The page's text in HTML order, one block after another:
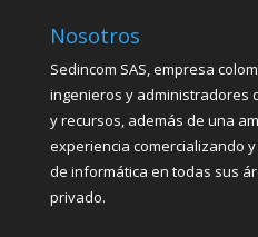
Nosotros
Sedincom SAS, empresa
ingenieros y administradores
y recursos, además de una
experiencia comercializando
de informática en todas sus
privado.